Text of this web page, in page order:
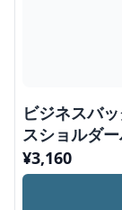
ビジネスバ
スショルダ
¥3,160